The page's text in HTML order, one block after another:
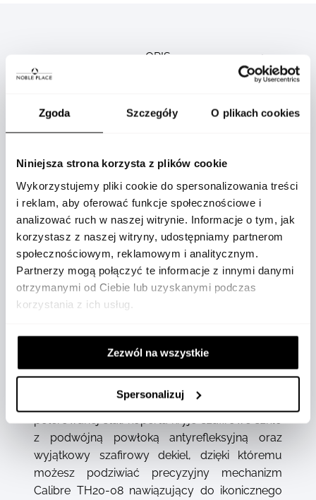
Zgoda Szczegóły O plikach cookies
Niniejsza strona korzysta z plików cookie
Wykorzystujemy pliki cookie do spersonalizowania treści
i reklam, aby oferować funkcje społecznościowe i
analizować ruch w naszej witrynie. Informacje o tym, jak
korzystasz z naszej witryny, udostępniamy partnerom
społecznościowym, reklamowym i analitycznym.
Partnerzy mogą połączyć te informacje z innymi danymi
otrzymanymi od Ciebie lub uzyskanymi podczas
korzystania z ich usług.
Zezwól na wszystkie
Spersonalizuj
OPIS
Zegarek TAG Heuer CBS2011.FC6529 Carrera to
nie tylko czasomierz – to prawdziwe dzieło
sztuki, które łączy w sobie pasję do wyścigów
oraz ponadczasowy design. Składając hołd
legendarnym modelom TAG Heuer Carrera i
Porsche 911, ten wyjątkowy zegarek emanuje
elegancją i innowacyjnością, które przyciągną
wzrok każdego miłośnika motoryzacji i luksusu.
akcentami oraz czarna, 60-sekundowa skala
inspirowana Porsche sprawiają, że każdy detal
Wykonana z drobno szczotkowanej i
z podwójną powłoką antyrefleksyjną oraz
wyjątkowy szafirowy dekiel, dzięki któremu
możesz podziwiać precyzyjny mechanizm
Calibre TH20-08 nawiązujący do ikonicznego